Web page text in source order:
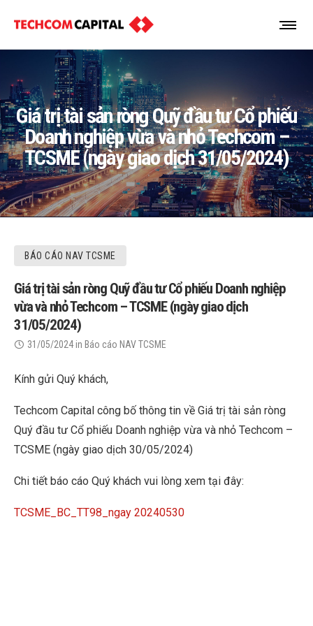
Giá trị tài sản ròng Quỹ đầu tư Cổ phiếu
Doanh nghiệp vừa và nhỏ Techcom –
TCSME (ngày giao dịch 31/05/2024)
BÁO CÁO NAV TCSME
Giá trị tài sản ròng Quỹ đầu tư Cổ phiếu Doanh nghiệp
vừa và nhỏ Techcom – TCSME (ngày giao dịch
31/05/2024)
31/05/2024in Báo cáo NAV TCSME
Kính gửi Quý khách,
Techcom Capital công bố thông tin về Giá trị tài sản ròng
Quý đầu tư Cổ phiếu Doanh nghiệp vừa và nhỏ Techcom –
TCSME (ngày giao dịch 30/05/2024)
Chi tiết báo cáo Quý khách vui lòng xem tại đây:
TCSME_BC_TT98_ngay 20240530